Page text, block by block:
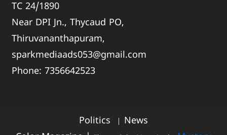
TC 24/1890
Near DPI Jn., Thycaud PO,
Thiruvananthapuram,
sparkmediaads053@gmail.com
Phone:7356642523
Politics
News